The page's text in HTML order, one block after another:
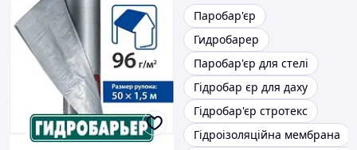
Паробар'єр
Гидробарер
Паробар'єр для стелі
Гідробар єр для даху
Гідробар'єр стротекс
Гідроізоляційна мембрана